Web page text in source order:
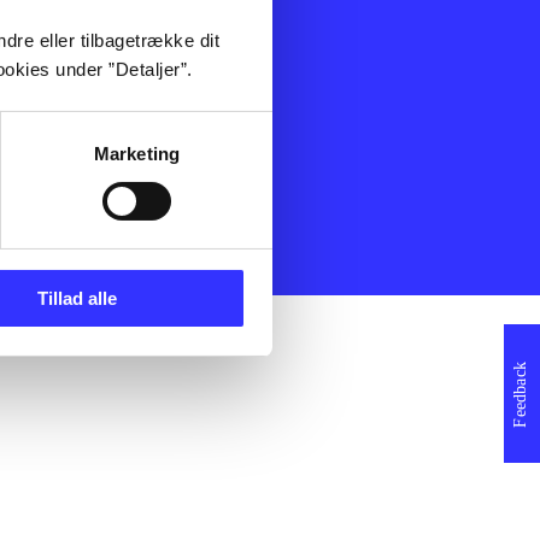
eller tilbagetrække dit
under ”Detaljer”.
Marketing
Tillad alle
Feedback
Film
Musik